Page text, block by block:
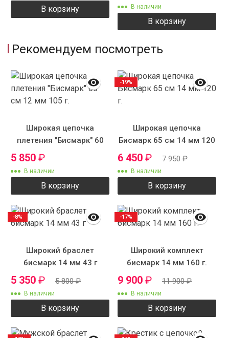
В корзину В наличии
В корзину
Рекомендуем посмотреть
Широкая цепочка
плетения "Бисмарк" 60
см 12 мм 105 г.
5 850 ₽
В наличии
В корзину
Широкая цепочка
Бисмарк 65 см 14 мм 120
6 450 ₽ 7 950₽
В наличии
В корзину
-19%
Широкий браслет
бисмарк 14 мм 43 г
5 350 ₽ 5 800₽
В наличии
В корзину
-8%
Широкий комплект
бисмарк 14 мм 160 г.
9 900 ₽ 11 900₽
В наличии
В корзину
-17%